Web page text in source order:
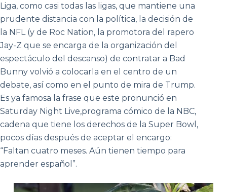
Liga, como casi todas las ligas, que mantiene una
prudente distancia con la política, la decisión de
la NFL (y de Roc Nation, la promotora del rapero
Jay-Z que se encarga de la organización del
espectáculo del descanso) de contratar a Bad
Bunny volvió a colocarla en el centro de un
debate, así como en el punto de mira de Trump.
Es ya famosa la frase que este pronunció en
Saturday Night Live,programa cómico de la NBC,
cadena que tiene los derechos de la Super Bowl,
pocos días después de aceptar el encargo:
“Faltan cuatro meses. Aún tienen tiempo para
aprender español”.